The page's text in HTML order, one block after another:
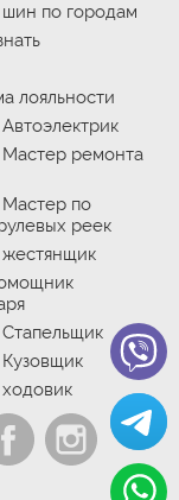
по городам
лояльности
Мастер ремонта
Мастер по
реек
жестянщик